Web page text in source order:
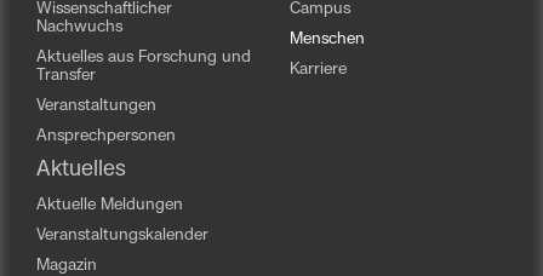
Wissenschaftlicher
Nachwuchs
Aktuelles aus Forschung und
Transfer
Veranstaltungen
Ansprechpersonen
Campus
Menschen
Karriere
Aktuelles
Aktuelle Meldungen
Veranstaltungskalender
Magazin